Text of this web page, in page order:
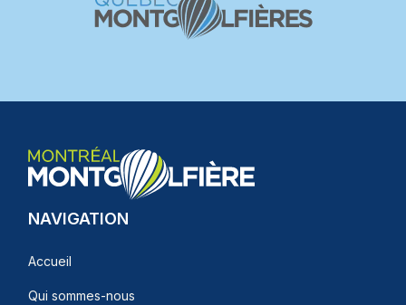
NAVIGATION
Accueil
Qui sommes-nous